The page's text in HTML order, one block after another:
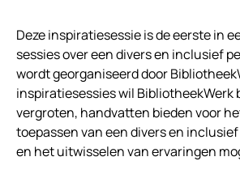
Deze inspiratiesessie is de eerste in
sessies over een divers en inclusief
wordt georganiseerd door
inspiratiesessies wil BibliotheekWerk
vergroten, handvatten bieden voor
toepassen van een divers en
en het uitwisselen van ervaringen